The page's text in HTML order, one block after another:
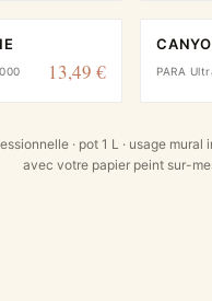
13,49 € PARA
· pot 1 L · usage mural
avec votre papier peint sur-